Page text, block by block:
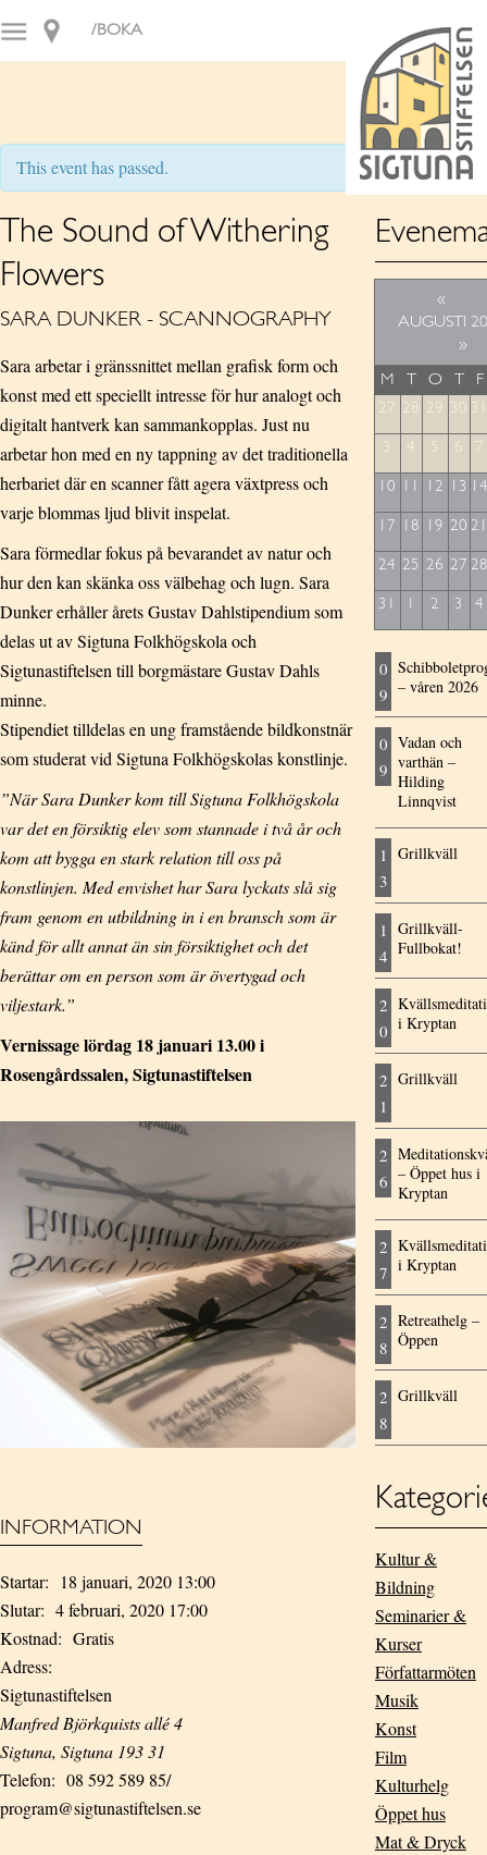
/BOKA
This event has passed.
The Sound of Withering
Flowers
SARA DUNKER - SCANNOGRAPHY
Sara arbetar i gränssnittet mellan grafisk form och
konst med ett speciellt intresse för hur analogt och
digitalt hantverk kan sammankopplas. Just nu
arbetar hon med en ny tappning av det traditionella
herbariet där en scanner fått agera växtpress och
varje blommas ljud blivit inspelat.
Sara förmedlar fokus på bevarandet av natur och
hur den kan skänka oss välbehag och lugn. Sara
Dunker erhåller årets Gustav Dahlstipendium som
delas ut av Sigtuna Folkhögskola och
Sigtunastiftelsen till borgmästare Gustav Dahls
minne.
Stipendiet tilldelas en ung framstående bildkonstnär
som studerat vid Sigtuna Folkhögskolas konstlinje.
”När Sara Dunker kom till Sigtuna Folkhögskola
var det en försiktig elev som stannade i två år och
kom att bygga en stark relation till oss på
konstlinjen. Med envishet har Sara lyckats slå sig
fram genom en utbildning in i en bransch som är
känd för allt annat än sin försiktighet och det
berättar om en person som är övertygad och
viljestark.”
Vernissage lördag 18 januari 13.00 i
Rosengårdssalen, Sigtunastiftelsen
INFORMATION
Startar:
18 januari, 2020 13:00
Slutar: 4 februari, 2020 17:00
Kostnad: Gratis
Adress:
Sigtunastiftelsen
Manfred Björkquists allé 4
Sigtuna, Sigtuna 193 31
Telefon: 08 592 589 85/
program@sigtunastiftelsen.se
«
AUGUSTI
»
M
T O T F
27 28 29 30
3 4 5 6 7
10 11 12 13
17 18 19 20
24 25 26 27
31 1 2 3 4
0
9 – våren 2026
0
9
Vadan och
varthän –
Hilding
Linnqvist
1
3
Grillkväll
1
4
Grillkväll-
Fullbokat!
2
0 i Kryptan
2
1
Grillkväll
2
6 – Öppet hus i
Kryptan
2
7 i Kryptan
2
8
Retreathelg –
Öppen
2
8
Grillkväll
Kultur &
Bildning
Seminarier &
Kurser
Författarmöten
Musik
Konst
Film
Kulturhelg
Öppet hus
Mat & Dryck